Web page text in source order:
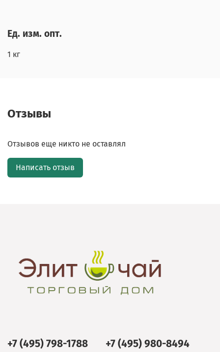
Ед. изм. опт.
1 кг
Отзывы
Отзывов еще никто не оставлял
Написать отзыв
+7 (495) 798-1788 +7 (495) 980-8494